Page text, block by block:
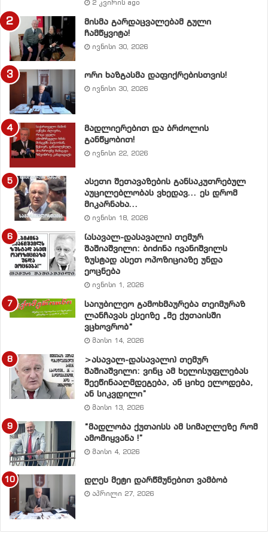
5. აღიარებული იქნას საკუთრების ხელშეუხებლობა.
მოხდეს წართმეული ქონების უპირობოდ დაბრუნება.
6. საზოგადოებრივი ტელევიზია დაუბრუნდეს
საზოგადოებას, ტელეკომპანია ”იმედი” – მის ნამდვილ
მეპატრონეს.
7. ახალი კონსტიტუციის მიღებამდე შეჩერდეს ქვეყნის
ბუნებრივ სიმდიდრეებზე ლიცენზიების გაცემა და
სტრატეგიული ობიექტების პრივატიზაცია .
8. ყოველთვიურად გამოქვეყნდეს ყველა დონის
(სახელმწიფო, მხარე, ქალაქი, რაიონი) ბიუჯეტში
შესული თანხების მოცულობა, წყაროები და სრული
ინფორმაცია მათი ხარჯვის შესახებ.
9. ექსპერტთა მონაწილეობით (პარიტეტულ
პრინციპებზე) შესწავლილი იქნას : პურზე, შაქარზე,
საერთოდ პირველადი მოხმარების საკვებ
პროდუქტებზე, სამედიცინო მომსახურებაზე,
მედიკამენტებზე, ტრანსპორტზე, სატელეფონო
მომსახურებაზე, საწვავზე, გაზზე, ელექტროენერგიაზე
დაწესებული ფასების საფუძვლიანობა. (ზედაპირული
ანალიზითაც ჩანს, რომ ზრდა ხელოვნურია და
შეიძლება ფასების განახევრება).
10. გაანალიზდეს (ოპოზიციის მონაწილეობით)
კომერციულ ბანკებსა და მოსახლეობას შორის
წარმოქმნილი პრობლემები და მოხდეს მათი
დარეგულირება სხვა ქვეყნების გამოცდილების
გათვალისწინებით.
11. გაანალიზდეს საბანკო სესხების არსებული
საკრედიტო განაკვეთები, ზრდის რეალური
2 კვირის ago
მისმა გარდაცვალებამ გული
ჩამწყვიტა!
ივნისი 30, 2026
ორი ხაზგასმა დაფიქრებისთვის!
ივნისი 30, 2026
მადლიერებით და ბრძოლის
განწყობით!
ივნისი 22, 2026
ასეთი შეთავაზების განსაკუთრებულ
აუცილებლობას ვხედავ… ეს დრომ
მიკარნახა…
ივნისი 18, 2026
(ასავალ-დასავალი) თემურ
შაშიაშვილი: ბიძინა ივანიშვილს
ზუსტად ასეთ ოპოზიციაზე უნდა
ეოცნება
ივნისი 1, 2026
საიუბილეო გამოხმაურება თეიმურაზ
ლანჩავას ესეიზე „მე ქუთაისში
ვცხოვრობ“
მაისი 14, 2026
>ასავალ-დასავალი) თემურ
შაშიაშვილი: ვინც ამ ხელისუფლებას
შეეწინააღმდეგება, ან ციხე ელოდება,
ან სიკვდილი”
მაისი 13, 2026
“მადლობა ქუთაისს ამ სიმაღლეზე რომ
ამომიყვანა !”
მაისი 4, 2026
დღეს მეტი დარწმუნებით ვამბობ
აპრილი 27, 2026